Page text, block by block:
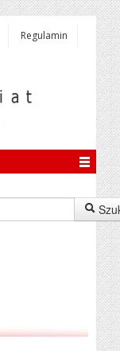
Regulamin